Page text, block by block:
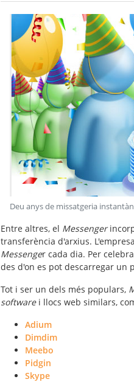
Deu anys de missatgeria
Entre altres, el Messenger
transferència d'arxius.
Messenger cada dia. Per
des d'on es pot descarregar un
Tot i ser un dels més populars,
softwarei llocs web similars,
Adium
Dimdim
Meebo
Pidgin
Skype